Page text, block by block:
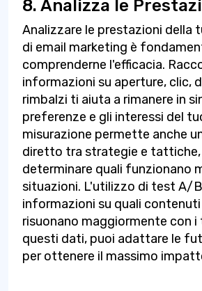
8. Analizza le
Analizzare le prestazioni della
di email marketing è
comprenderne l'efficacia.
informazioni su aperture, clic,
rimbalzi ti aiuta a rimanere in
preferenze e gli interessi del
misurazione permette anche
diretto tra strategie e tattiche,
determinare quali funzionano
situazioni. L'utilizzo di test A/
informazioni su quali contenuti
risuonano maggiormente con
questi dati, puoi adattare le
per ottenere il massimo